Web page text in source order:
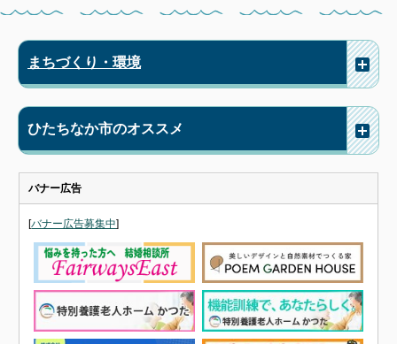
まちづくり・環境
ひたちなか市のオススメ
バナー広告
[バナー広告募集中]